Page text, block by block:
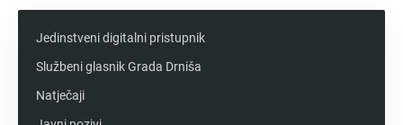
Jedinstveni digitalni pristupnik
Službeni glasnik Grada Drniša
Natječaji